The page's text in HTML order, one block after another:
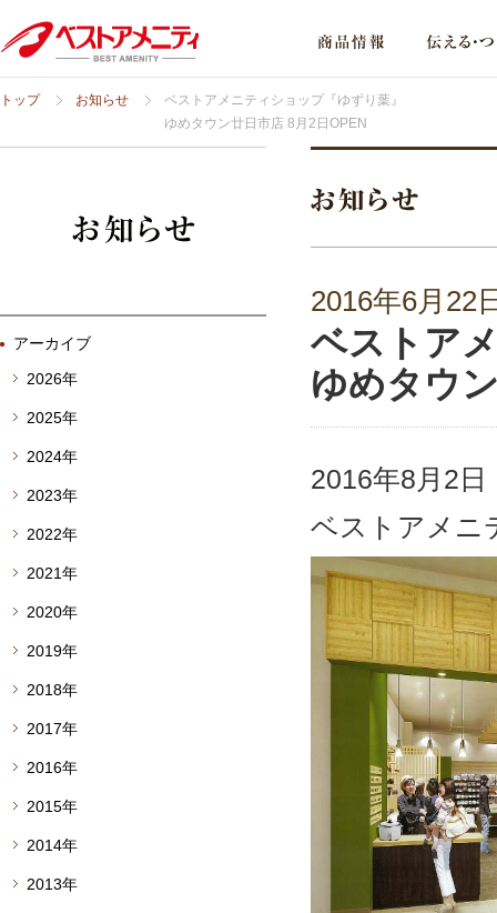
トップ お知らせ
ベストアメニティショップ『ゆずり葉』
ゆめタウン廿日市店 8月2日OPEN
2016年6月22
ベストア
ゆめタウ
2016年8月2
ベストアメニ
アーカイブ
2026年
2025年
2024年
2023年
2022年
2021年
2020年
2019年
2018年
2017年
2016年
2015年
2014年
2013年